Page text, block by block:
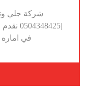
شركة جلي
في